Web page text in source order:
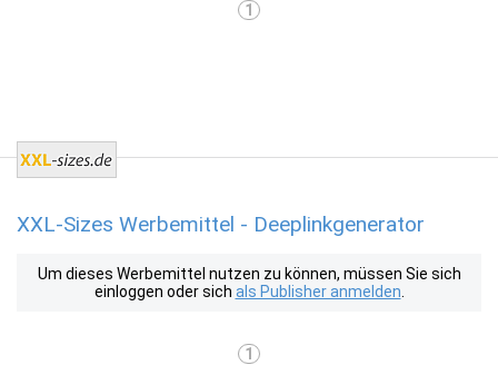
1
XXL-Sizes Werbemittel - Deeplinkgenerator
Um dieses Werbemittel nutzen zu können, müssen Sie sich
einloggen oder sich als Publisher anmelden
1